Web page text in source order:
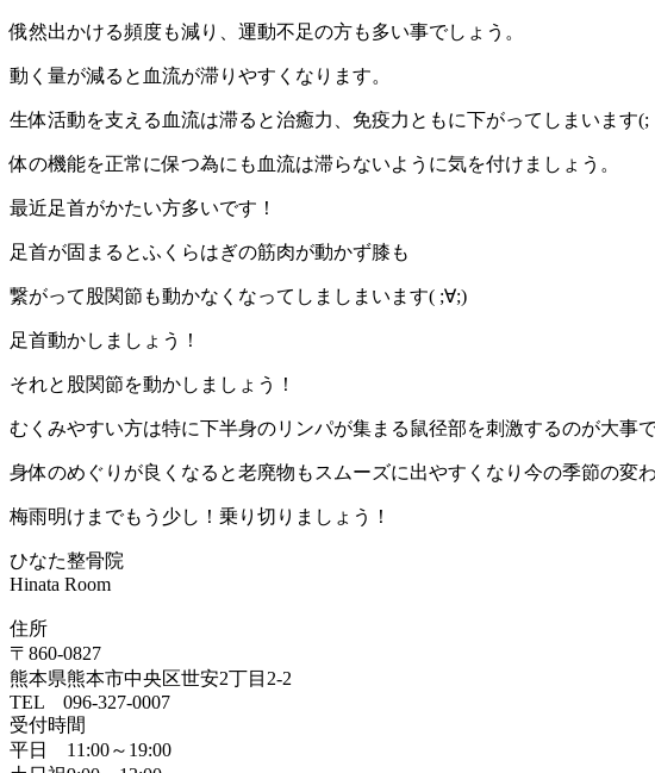
俄然出かける頻度も減り、運動不足の方も多い事でしょう。
動く量が減ると血流が滞りやすくなります。
生体活動を支える血流は滞ると治癒力、免疫力ともに下がってしまいます(;
体の機能を正常に保つ為にも血流は滞らないように気を付けましょう。
最近足首がかたい方多いです！
足首が固まるとふくらはぎの筋肉が動かず膝も
繋がって股関節も動かなくなってしましまいます( ;∀;)
足首動かしましょう！
それと股関節を動かしましょう！
むくみやすい方は特に下半身のリンパが集まる鼠径部を刺激するのが大事
身体のめぐりが良くなると老廃物もスムーズに出やすくなり今の季節の変
梅雨明けまでもう少し！乗り切りましょう！
ひなた整骨院
Hinata Room
住所
〒860-0827
熊本県熊本市中央区世安2丁目2-2
TEL 096-327-0007
受付時間
平日 11:00～19:00